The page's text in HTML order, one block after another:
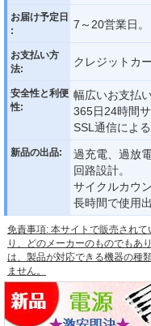
お届け予定日
:
7～20営業日。
お支払い方
法:
クレジットカ
安全性と利便
性:
幅広いお支払
365日24時間
SSL通信によ
新品の出品:
過充電、過放
回路設計。
サイクルカウ
長時間で使用
免責事項: 本サイトで販売され
り、どのメーカーのものでもあ
は、製品が対応できる機器の種
ません。